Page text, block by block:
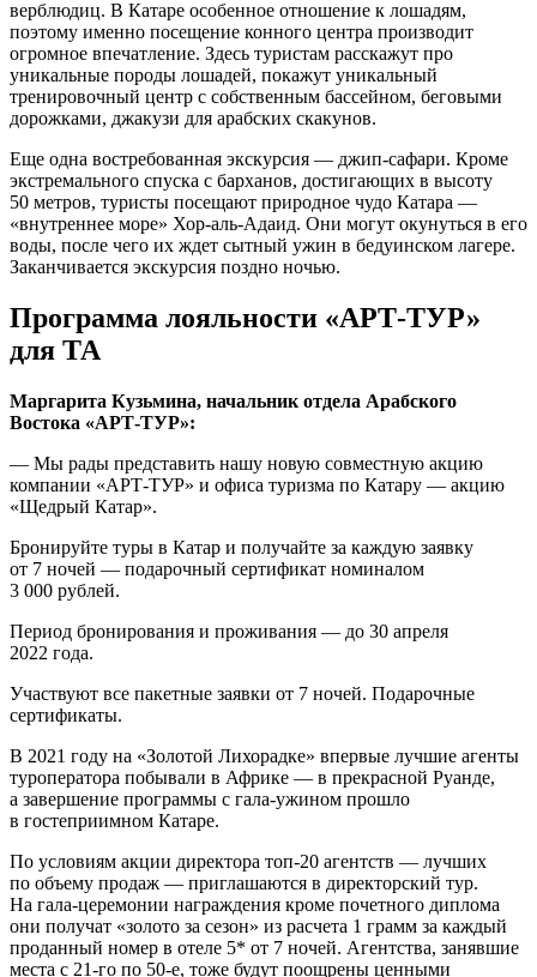
верблюдиц. В Катаре особенное отношение к лошадям,
поэтому именно посещение конного центра производит
огромное впечатление. Здесь туристам расскажут про
уникальные породы лошадей, покажут уникальный
тренировочный центр с собственным бассейном, беговыми
дорожками, джакузи для арабских скакунов.
Еще одна востребованная экскурсия — джип-сафари. Кроме
экстремального спуска с барханов, достигающих в высоту
50 метров, туристы посещают природное чудо Катара —
«внутреннее море» Хор-аль-Адаид. Они могут окунуться в его
воды, после чего их ждет сытный ужин в бедуинском лагере.
Заканчивается экскурсия поздно ночью.
Программа лояльности «АРТ-ТУР»
для ТА
Маргарита Кузьмина, начальник отдела Арабского
Востока «АРТ-ТУР»:
— Мы рады представить нашу новую совместную акцию
компании «АРТ-ТУР» и офиса туризма по Катару — акцию
«Щедрый Катар».
Бронируйте туры в Катар и получайте за каждую заявку
от 7 ночей — подарочный сертификат номиналом
3 000 рублей.
Период бронирования и проживания — до 30 апреля
2022 года.
Участвуют все пакетные заявки от 7 ночей. Подарочные
сертификаты.
В 2021 году на «Золотой Лихорадке» впервые лучшие агенты
туроператора побывали в Африке — в прекрасной Руанде,
а завершение программы с гала-ужином прошло
в гостеприимном Катаре.
По условиям акции директора топ-20 агентств — лучших
по объему продаж — приглашаются в директорский тур.
На гала-церемонии награждения кроме почетного диплома
они получат «золото за сезон» из расчета 1 грамм за каждый
проданный номер в отеле 5* от 7 ночей. Агентства, занявшие
места с 21-го по 50-е, тоже будут поощрены ценными